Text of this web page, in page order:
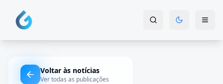
Voltar às notícias
Ver todas as publicações